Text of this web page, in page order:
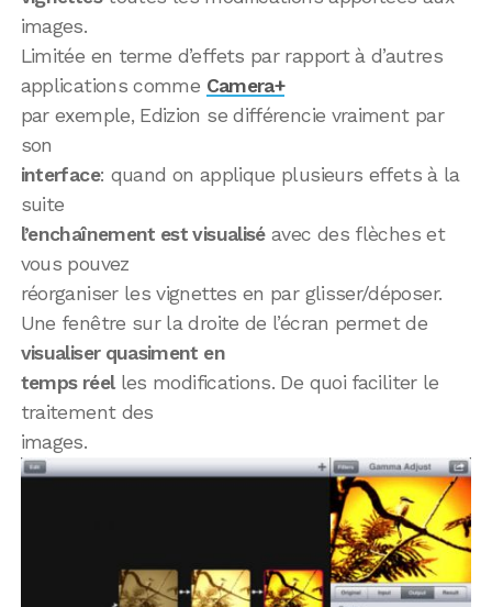
images.
Limitée en terme d’effets par rapport à d’autres
applications comme Camera+
par exemple, Edizion se différencie vraiment par
son
interface: quand on applique plusieurs effets à la
suite
l’enchaînement est visualiséavec des flèches et
vous pouvez
réorganiser les vignettes en par glisser/déposer.
Une fenêtre sur la droite de l’écran permet de
visualiser quasiment en
temps réelles modifications. De quoi faciliter le
traitement des
images.